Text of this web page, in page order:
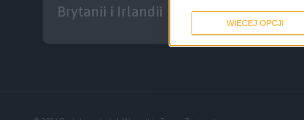
WIĘCEJ OPCJI
Brytanii i Irlandii